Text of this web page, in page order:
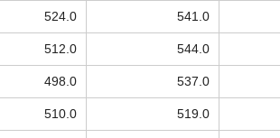
524.0 541.0
512.0 544.0
498.0 537.0
510.0 519.0